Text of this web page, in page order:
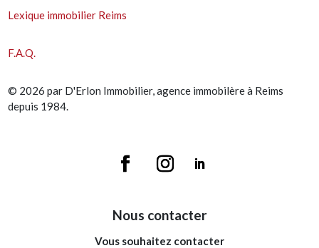
Lexique immobilier Reims
F.A.Q.
© 2026 par D'Erlon Immobilier, agence immobilère à Reims
depuis 1984.
Nous contacter
Vous souhaitez contacter